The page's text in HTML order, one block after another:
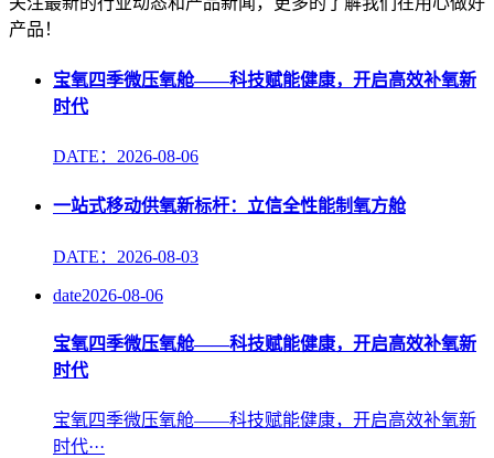
产品！
宝氧四季微压氧舱——科技赋能健康，开启高效补氧新
时代
DATE：2026-08-06
一站式移动供氧新标杆：立信全性能制氧方舱
DATE：2026-08-03
date2026-08-06
宝氧四季微压氧舱——科技赋能健康，开启高效补氧新
时代
宝氧四季微压氧舱——科技赋能健康，开启高效补氧新
时代···